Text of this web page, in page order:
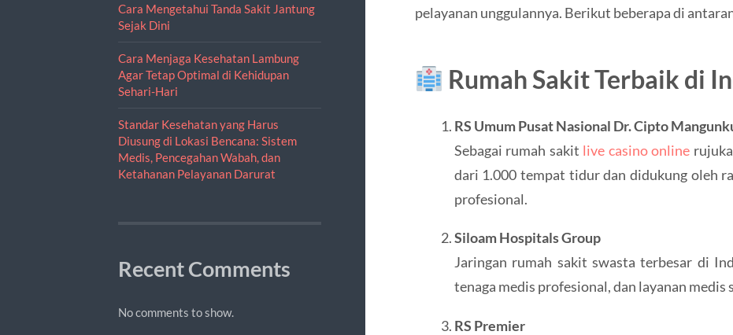
Cara Mengetahui Tanda Sakit Jantung
Sejak Dini
Cara Menjaga Kesehatan Lambung
Agar Tetap Optimal di Kehidupan
Sehari-Hari
Standar Kesehatan yang Harus
Diusung di Lokasi Bencana: Sistem
Medis, Pencegahan Wabah, dan
Ketahanan Pelayanan Darurat
Recent Comments
No comments to show.
pelayanan unggulannya. Berikut beberapa di
Rumah Sakit Terbaik di
RS Umum Pusat Nasional Dr. Cipto
Sebagai rumah sakit live casino online
dari 1.000 tempat tidur dan didukung oleh
profesional.
Siloam Hospitals Group
Jaringan rumah sakit swasta terbesar di
tenaga medis profesional, dan layanan
RS Premier